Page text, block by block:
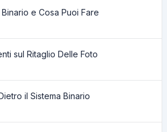
e Cosa Puoi Fare
sul Ritaglio Delle Foto
il Sistema Binario